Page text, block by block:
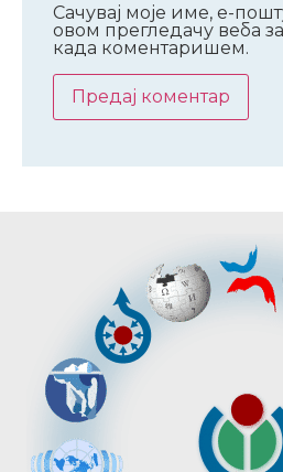
Сачувај моје име, е-
овом прегледачу веба
када коментаришем.